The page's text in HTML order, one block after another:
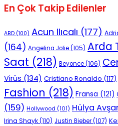
En Çok Takip Edilenler
ABD (100) Acun Ilıcalı (177)
(164) Angelina Jolie(105) Arda
Saat (218) Beyonce(106)
Virüs (134) Cristiano Ronaldo (117)
Fashion (218) Fransa (121)
(159) Hollywood (101) Hülya
Irina Shayk(110) Justin Bieber(107)